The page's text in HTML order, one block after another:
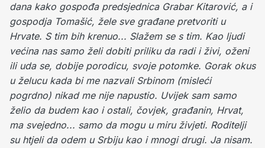
dana kako gospođa predsjednica Grabar Kitarović, a i
gospodja Tomašić, žele sve građane pretvoriti u
Hrvate. S tim bih krenuo... Slažem se s tim. Kao ljudi
većina nas samo želi dobiti priliku da radi i živi, oženi
ili uda se, dobije porodicu, svoje potomke. Gorak okus
u želucu kada bi me nazvali Srbinom (misleći
pogrdno) nikad me nije napustio. Uvijek sam samo
želio da budem kao i ostali, čovjek, građanin, Hrvat,
ma svejedno... samo da mogu u miru živjeti. Roditelji
su htjeli da odem u Srbiju kao i mnogi drugi. Ja nisam.